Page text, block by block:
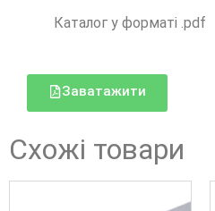
Каталог у форматі .pdf
Заватажити
Схожі товари